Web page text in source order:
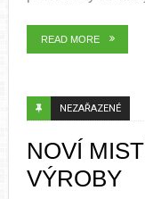
READ MORE
NEZAŘAZENÉ
NOVÍ
VÝROBY